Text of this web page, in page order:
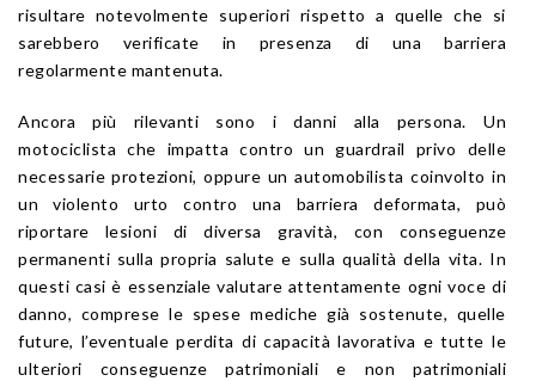
risultare notevolmente superiori rispetto a quelle che si
sarebbero verificate in presenza di una barriera
regolarmente mantenuta.
Ancora più rilevanti sono i danni alla persona. Un
motociclista che impatta contro un guardrail privo delle
necessarie protezioni, oppure un automobilista coinvolto in
un violento urto contro una barriera deformata, può
riportare lesioni di diversa gravità, con conseguenze
permanenti sulla propria salute e sulla qualità della vita. In
questi casi è essenziale valutare attentamente ogni voce di
danno, comprese le spese mediche già sostenute, quelle
future, l’eventuale perdita di capacità lavorativa e tutte le
ulteriori conseguenze patrimoniali e non patrimoniali